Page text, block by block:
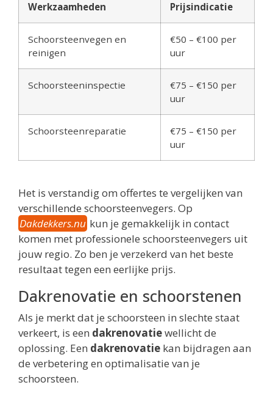
Werkzaamheden Prijsindicatie
Schoorsteenvegen en
reinigen
€50 – €100 per
uur
Schoorsteeninspectie
€75 – €150 per
uur
Schoorsteenreparatie
€75 – €150 per
uur
Het is verstandig om offertes te vergelijken van
verschillende schoorsteenvegers. Op
Dakdekkers.nu kun je gemakkelijk in contact
komen met professionele schoorsteenvegers uit
jouw regio. Zo ben je verzekerd van het beste
resultaat tegen een eerlijke prijs.
Dakrenovatie en schoorstenen
Als je merkt dat je schoorsteen in slechte staat
verkeert, is een dakrenovatiewellicht de
oplossing. Een dakrenovatie kan bijdragen aan
de verbetering en optimalisatie van je
schoorsteen.